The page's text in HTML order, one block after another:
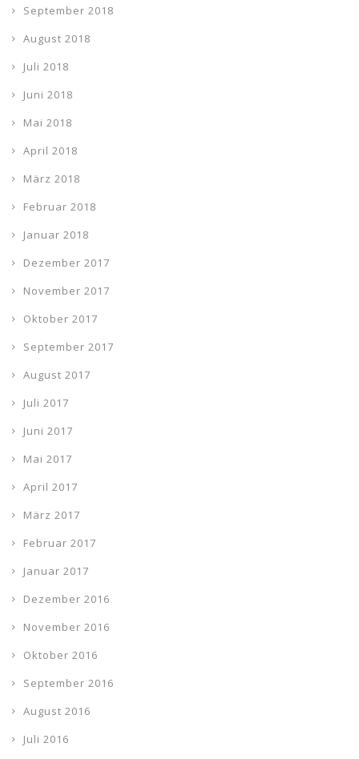
September 2018
August 2018
Juli 2018
Juni 2018
Mai 2018
April 2018
März 2018
Februar 2018
Januar 2018
Dezember 2017
November 2017
Oktober 2017
September 2017
August 2017
Juli 2017
Juni 2017
Mai 2017
April 2017
März 2017
Februar 2017
Januar 2017
Dezember 2016
November 2016
Oktober 2016
September 2016
August 2016
Juli 2016